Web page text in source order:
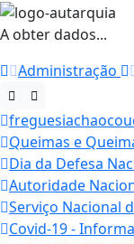
A obter dados...
Administração
Queimas e
Dia da Defesa
Autoridade
Serviço Nacional
Covid-19 -